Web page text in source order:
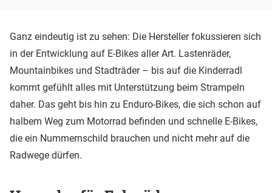
Ganz eindeutig ist zu sehen: Die Hersteller fokussieren sich
in der Entwicklung auf E-Bikes aller Art. Lastenräder,
Mountainbikes und Stadträder – bis auf die Kinderradl
kommt gefühlt alles mit Unterstützung beim Strampeln
daher. Das geht bis hin zu Enduro-Bikes, die sich schon auf
halbem Weg zum Motorrad befinden und schnelle E-Bikes,
die ein Nummernschild brauchen und nicht mehr auf die
Radwege dürfen.